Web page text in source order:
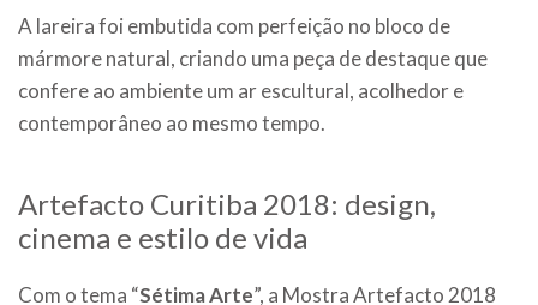
A lareira foi embutida com perfeição no bloco de
mármore natural, criando uma peça de destaque que
confere ao ambiente um ar escultural, acolhedor e
contemporâneo ao mesmo tempo.
Artefacto Curitiba 2018: design,
cinema e estilo de vida
Com o tema “Sétima Arte”, a Mostra Artefacto 2018